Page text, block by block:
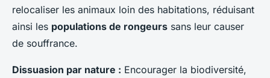
relocaliser les animaux loin des habitations, réduisant
ainsi les populations de rongeurs sans leur causer
de souffrance.
Dissuasion par nature : Encourager la biodiversité,